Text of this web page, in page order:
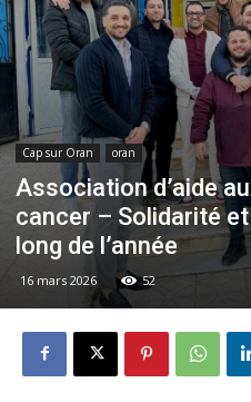
Cap sur Oran oran
Association d’aide
cancer – Solidarité
long de l’année
16 mars 2026 52